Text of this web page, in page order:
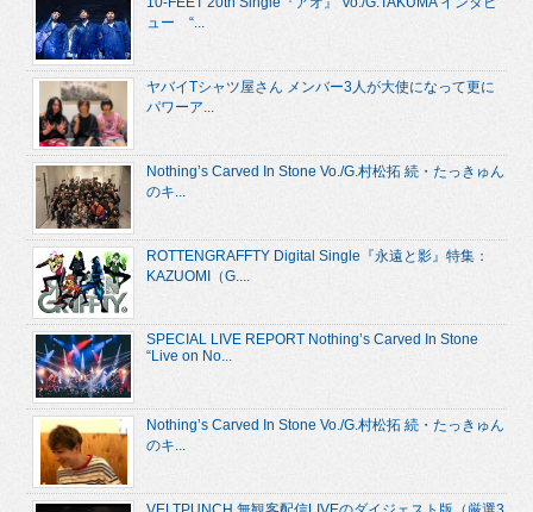
ュー “...
ヤバイTシャツ屋さん メンバー3人が大使になって更に
パワーア...
Nothing’s Carved In Stone Vo./G.村松拓 続・たっきゅん
のキ...
ROTTENGRAFFTY Digital Single『永遠と影』特集：
KAZUOMI（G....
SPECIAL LIVE REPORT Nothing’s Carved In Stone
“Live on No...
Nothing’s Carved In Stone Vo./G.村松拓 続・たっきゅん
のキ...